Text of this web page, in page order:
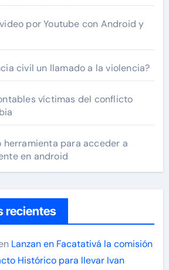
por Youtube con Android y
civil un llamado a la violencia?
víctimas del conflicto
herramienta para acceder a
en android
recientes
Lanzan en Facatativá la comisión
Histórico para llevar Ivan